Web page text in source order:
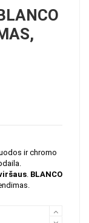
ir chromo
. BLANCO